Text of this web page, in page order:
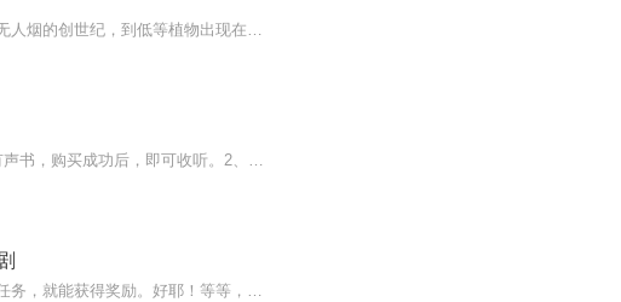
【作品简介】重生在旧日，化身恐怖的天灾巨兽。数以亿万年的时光流逝，从荒无人烟的创世纪，到低等植物出现在荒凉的土地上。从海洋生物的大灭绝到巨兽时代的开启，见证文明的演化和时代的变迁。直至某一天——一颗漆黑的陨石从天而降，一道撕裂开天空的热...
起点万订神作！百万书友追更！逻辑脑洞超强！【购买须知】1、本作品为付费有声书，购买成功后，即可收听。2、版权归原作者所有，严禁翻录成任何形式，严禁在任何第三方平台传播，违者将追究其法律责任。3、如在充值／购买环节遇到问题，您可通过页面右上方...
【内容简介】穿越平行世界，只想拍点电影赚钱的陆绊却觉醒了系统，只要完成任务，就能获得奖励。好耶！等等，半夜十二点看床底下？废弃二十年的剧院里有琴声？美术展的画家不知所踪？陆绊完成这些任务的时候觉察到，这个世界好像真的有鬼！这系统不对劲。...